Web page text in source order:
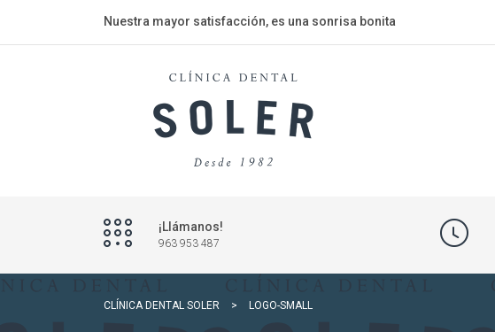
Nuestra mayor satisfacción, es una sonrisa bonita
¡Llámanos!
963 953 487
CLÍNICA DENTAL SOLER > LOGO-SMALL